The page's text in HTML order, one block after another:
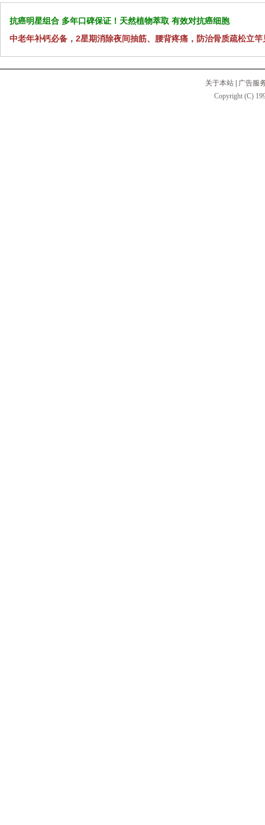
抗癌明星组合 多年口碑保证！天然植物萃取 有效对抗癌细胞
中老年补钙必备，2星期消除夜间抽筋、腰背疼痛，防治骨质疏松立竿
关于本站
广告服
Copyright (C)